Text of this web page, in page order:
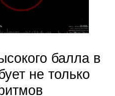
балла в
не только